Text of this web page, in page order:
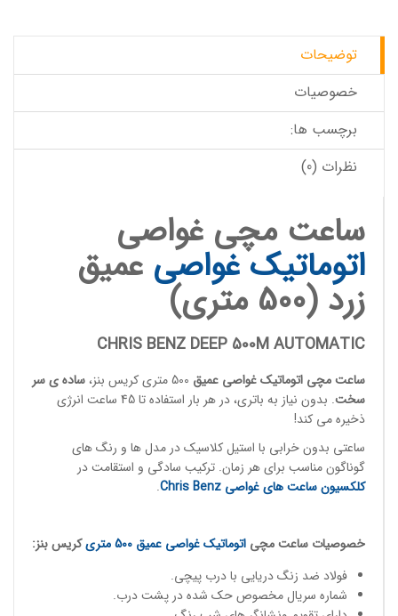
توضیحات
خصوصیات
برچسب ها:
نظرات (0)
ساعت مچی غواصی
اتوماتیکغواصی عمیق
زرد (500 متری)
CHRIS BENZ DEEP 500M AUTOMATIC
ساعت مچی اتوماتیکغواصی عمیق
ساده ی سر
سخت
. بدون نیاز به باتری، در هر بار استفاده تا 45 ساعت انرژی
ذخیره می کند!
ساعتی بدون خرابی با استیل کلاسیک در مدل ها و رنگ های
گوناگون مناسب برای هر زمان. ترکیب سادگی و استقامت در
کلکسیون ساعت های غواصی Chris Benz
.
خصوصیات ساعت مچی اتوماتیک غواصی عمیق 500 متری
کریس بنز:
فولاد ضد زنگ دریایی با درب پیچی.
شماره سریال مخصوص حک شده در پشت درب.